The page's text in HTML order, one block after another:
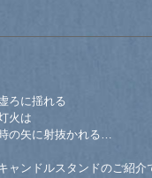
ろに揺れる
火は
の矢に射抜かれる…
ャンドルスタンドのご紹介